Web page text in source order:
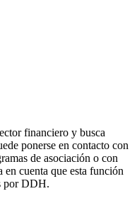
financiero y busca
ponerse en contacto con
de asociación o con
en cuenta que esta función
por DDH.